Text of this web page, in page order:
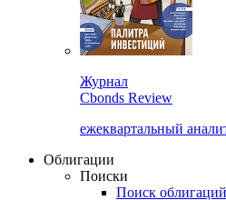
Cbonds Review
ежеквартальный